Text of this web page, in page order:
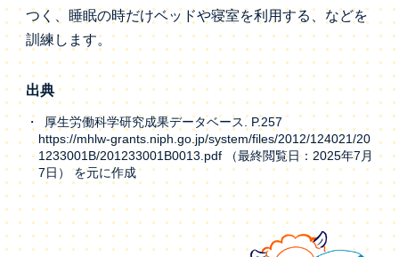
つく、睡眠の時だけベッドや寝室を利用する、などを
訓練します。
出典
厚生労働科学研究成果データベース. P.257
https://mhlw-grants.niph.go.jp/system/files/2012/124021/20
1233001B/201233001B0013.pdf （最終閲覧日：2025年7月
7日） を元に作成